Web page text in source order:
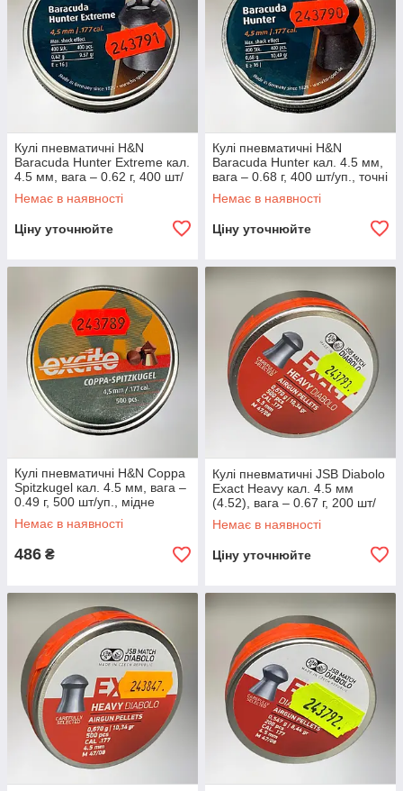
Кулі пневматичні H&N
Baracuda Hunter Extreme кал.
4.5 мм, вага – 0.62 г, 400 шт/
уп., точні кульки для
пневматики (92164500003)
Немає в наявності
Ціну уточнюйте
Кулі пневматичні H&N
Baracuda Hunter кал. 4.5 мм,
вага – 0.68 г, 400 шт/уп., точні
кульки для пневматики
(92174500003)
Немає в наявності
Ціну уточнюйте
Кулі пневматичні H&N Coppa
Spitzkugel кал. 4.5 мм, вага –
0.49 г, 500 шт/уп., мідне
покриття, кульки для
пневматики
Немає в наявності
486 ₴
Кулі пневматичні JSB Diabolo
Exact Heavy кал. 4.5 мм
(4.52), вага – 0.67 г, 200 шт/
уп., важкі точні кульки для
пневматики
Немає в наявності
Ціну уточнюйте